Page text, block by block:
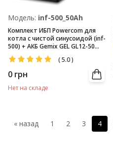
Модель: inf-500_50Ah
Комплект ИБП Powercom для
котла с чистой синусоидой (inf-
500) + АКБ Gemix GEL GL12-50
(12V/50Ач)
(5.0)
0 грн
Нет на складе
« назад 1 2 3 4